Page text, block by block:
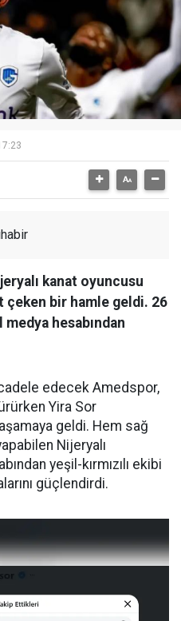
kanat oyuncusu
çeken bir hamle geldi. 26
hesabından
edecek Amedspor,
Yira Sor
geldi. Hem sağ
Nijeryalı
yeşil-kırmızılı ekibi
güçlendirdi.